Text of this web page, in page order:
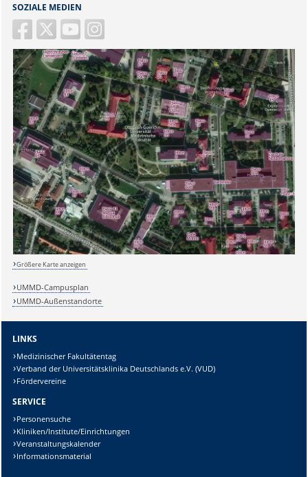
Sicherheitsabfrage:
Lösung:
SOZIALE MEDIEN
Größere Karte anzeigen
UMMD-Campusplan
UMMD-Außenstandorte
LINKS
Medizinischer Fakultätentag
Verband der Universitätsklinika Deutschlands e.V. (VUD)
Fördervereine
SERVICE
Personensuche
Kliniken/Institute/Einrichtungen
Veranstaltungskalender
Informationsmaterial